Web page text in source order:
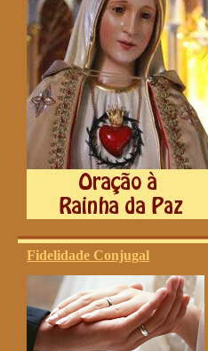
Fidelidade Conjugal